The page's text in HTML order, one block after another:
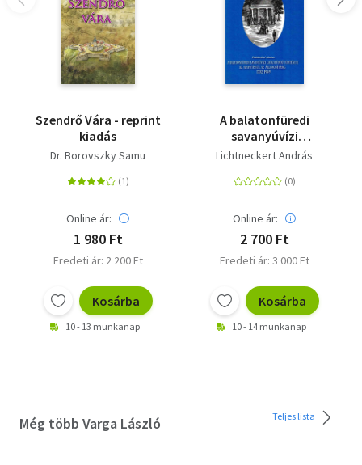
Szendrő Vára - reprint
kiadás
Dr. Borovszky Samu
Online ár:
1 980 Ft
Eredeti ár: 2 200 Ft
Kosárba
10 - 13 munkanap
A balatonfüredi
savanyúvízi
gyógyfürdő története
államosításig (1702-
Lichtneckert András
Online ár:
2 700 Ft
Eredeti ár: 3 000 Ft
Kosárba
10 - 14 munkanap
Még több Varga László Teljes lista